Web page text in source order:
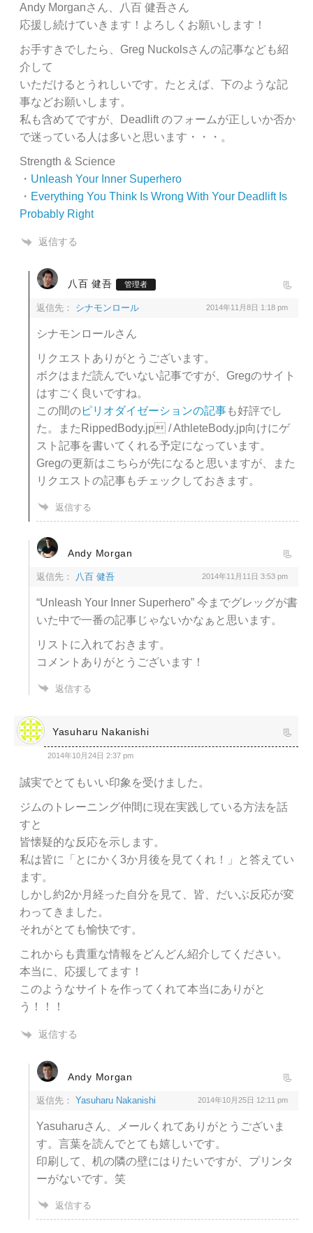
Andy Morganさん、八百 健吾さん
応援し続けていきます！よろしくお願いします！
お手すきでしたら、Greg Nuckolsさんの記事なども紹
介して
いただけるとうれしいです。たとえば、下のような記
事などお願いします。
私も含めてですが、Deadlift のフォームが正しいか否か
で迷っている人は多いと思います・・・。
Strength & Science
・ Unleash Your Inner Superhero
・ Everything You Think Is Wrong With Your Deadlift Is
Probably Right
返信する
八百 健吾 管理者
返信先： シナモンロール 2014年11月8日 1:18 pm
シナモンロールさん
リクエストありがとうございます。
ボクはまだ読んでいない記事ですが、Gregのサイト
はすごく良いですね。
この間のピリオダイゼーションの記事も好評でし
た。またRippedBody.jp / AthleteBody.jp向けにゲ
スト記事を書いてくれる予定になっています。
Gregの更新はこちらが先になると思いますが、また
リクエストの記事もチェックしておきます。
返信する
Andy Morgan
返信先： 八百 健吾 2014年11月11日 3:53 pm
“Unleash Your Inner Superhero” 今までグレッグが書
いた中で一番の記事じゃないかなぁと思います。
リストに入れておきます。
コメントありがとうございます！
返信する
Yasuharu Nakanishi
2014年10月24日 2:37 pm
誠実でとてもいい印象を受けました。
ジムのトレーニング仲間に現在実践している方法を話
すと
皆懐疑的な反応を示します。
私は皆に「とにかく3か月後を見てくれ！」と答えてい
ます。
しかし約2か月経った自分を見て、皆、だいぶ反応が変
わってきました。
それがとても愉快です。
これからも貴重な情報をどんどん紹介してください。
本当に、応援してます！
このようなサイトを作ってくれて本当にありがと
う！！！
返信する
Andy Morgan
返信先： Yasuharu Nakanishi 2014年10月25日 12:11 pm
Yasuharuさん、メールくれてありがとうございま
す。言葉を読んでとても嬉しいです。
印刷して、机の隣の壁にはりたいですが、プリンタ
ーがないです。笑
返信する